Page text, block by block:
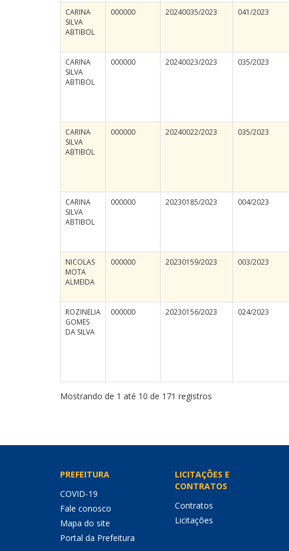
CARINA
SILVA
ABTIBOL
000000 20240035/2023 041/2023
CARINA
SILVA
ABTIBOL
000000 20240023/2023 035/2023
CARINA
SILVA
ABTIBOL
000000 20240022/2023 035/2023
CARINA
SILVA
ABTIBOL
000000 20230185/2023 004/2023
NICOLAS
MOTA
ALMEIDA
000000 20230159/2023 003/2023
ROZINELIA
GOMES
DA SILVA
000000 20230156/2023 024/2023
Mostrando de 1 até 10 de 171 registros
PREFEITURA
COVID-19
Fale conosco
Mapa do site
Portal da Prefeitura
LICITAÇÕES E
CONTRATOS
Contratos
Licitações